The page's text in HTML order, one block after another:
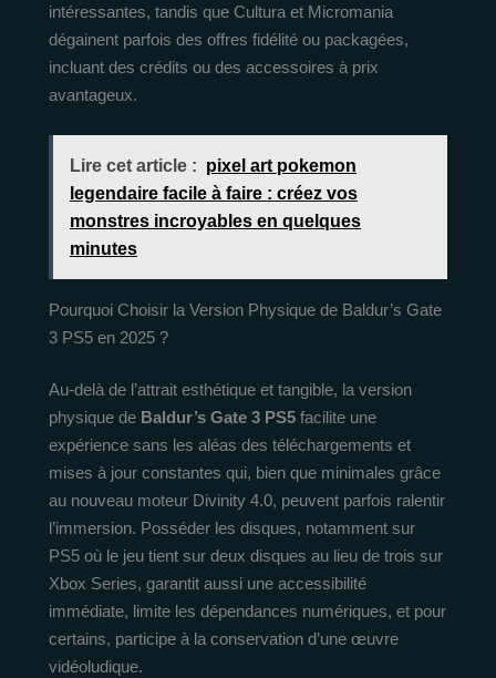
intéressantes, tandis que Cultura et Micromania
dégainent parfois des offres fidélité ou packagées,
incluant des crédits ou des accessoires à prix
avantageux.
Lire cet article : pixel art pokemon
legendaire facile à faire : créez vos
monstres incroyables en quelques
minutes
Pourquoi Choisir la Version Physique de Baldur’s Gate
3 PS5 en 2025 ?
Au-delà de l’attrait esthétique et tangible, la version
physique de Baldur’s Gate 3 PS5 facilite une
expérience sans les aléas des téléchargements et
mises à jour constantes qui, bien que minimales grâce
au nouveau moteur Divinity 4.0, peuvent parfois ralentir
l’immersion. Posséder les disques, notamment sur
PS5 où le jeu tient sur deux disques au lieu de trois sur
Xbox Series, garantit aussi une accessibilité
immédiate, limite les dépendances numériques, et pour
certains, participe à la conservation d’une œuvre
vidéoludique.